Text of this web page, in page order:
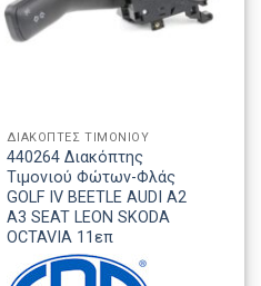
ΔΙΑΚΟΠΤΕΣ ΤΙΜΟΝΙΟΥ
440264 Διακόπτης
Τιμονιού Φώτων-Φλάς
GOLF IV BEETLE AUDI A2
A3 SEAT LEON SKODA
OCTAVIA 11επ